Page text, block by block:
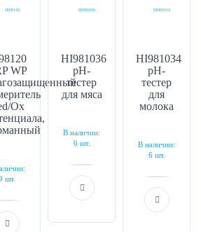
WP
Ox
шт.
HI981036
pH-
тестер
для мяса
В наличии:
6 шт.
HI981034
pH-
тестер
для
молока
В наличии:
6 шт.